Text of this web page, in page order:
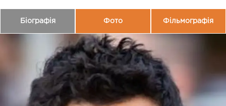
Біографія Фото Фільмографія